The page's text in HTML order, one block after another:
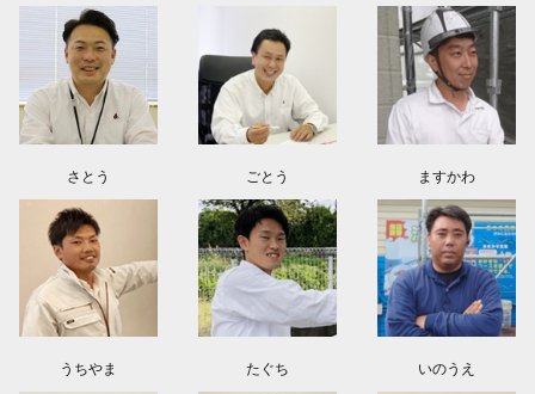
2026.08.03
神奈川県川崎市A様よりお問い合わせ頂きました。ありがとう御座います！
群馬県高崎市E様よりお問い合わせ頂きました。ありがとう御座います！
2026.08.02
東京都練馬区K様よりお問い合わせ頂きました。ありがとう御座います！
さとう ごとう ますかわ
うちやま たぐち いのうえ